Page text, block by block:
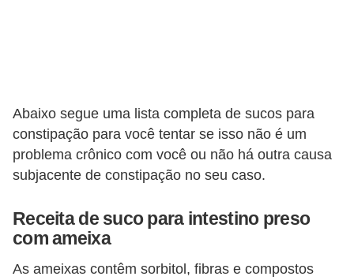
Abaixo segue uma lista completa de sucos para
constipação para você tentar se isso não é um
problema crônico com você ou não há outra causa
subjacente de constipação no seu caso.
Receita de suco para intestino preso
com ameixa
As ameixas contêm sorbitol, fibras e compostos